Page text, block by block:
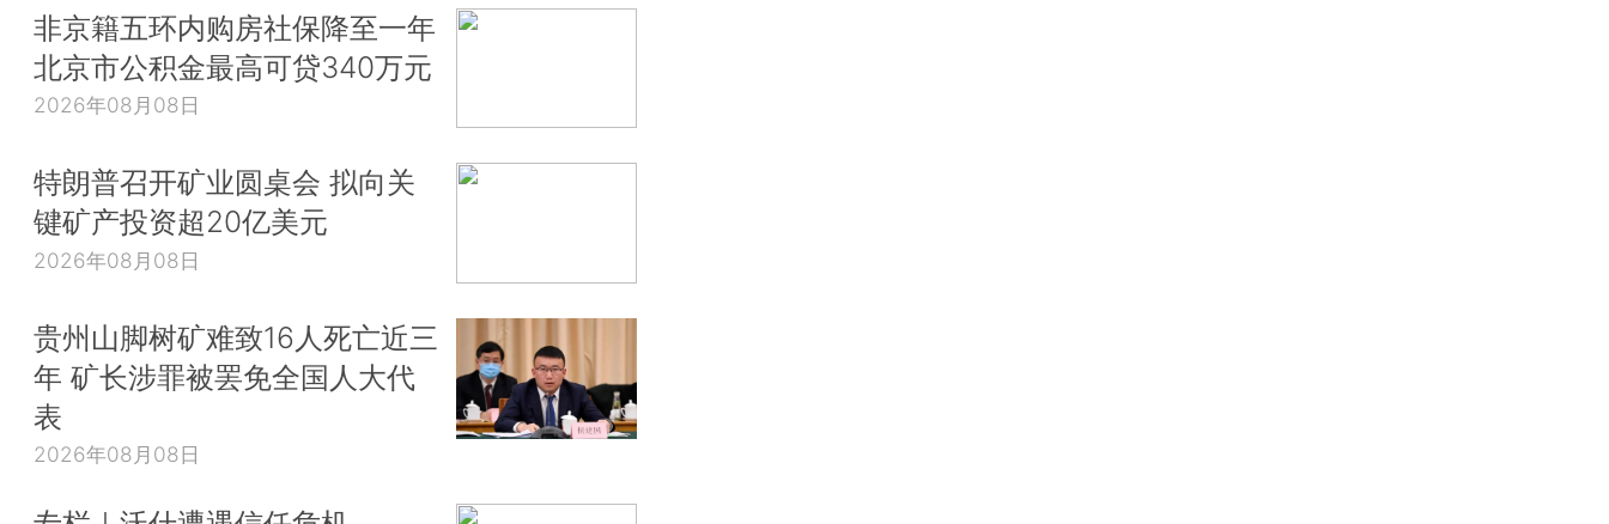
非京籍五环内购房社保降至一年
北京市公积金最高可贷340万元
2026年08月08日
特朗普召开矿业圆桌会 拟向关
键矿产投资超20亿美元
2026年08月08日
贵州山脚树矿难致16人死亡近三
年 矿长涉罪被罢免全国人大代
表
2026年08月08日